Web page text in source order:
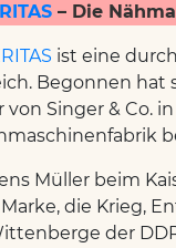
– Die
ist eine
Begonnen hat
Singer & Co.
Müller beim
Marke, die Krieg,
der